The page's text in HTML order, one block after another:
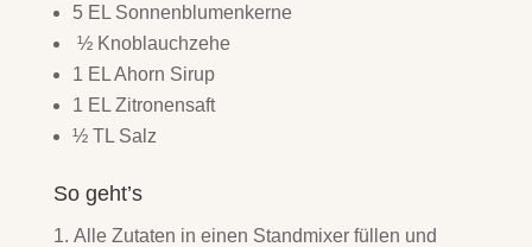
5 EL Sonnenblumenkerne
½ Knoblauchzehe
1 EL Ahorn Sirup
1 EL Zitronensaft
½ TL Salz
So geht’s
Alle Zutaten in einen Standmixer füllen und